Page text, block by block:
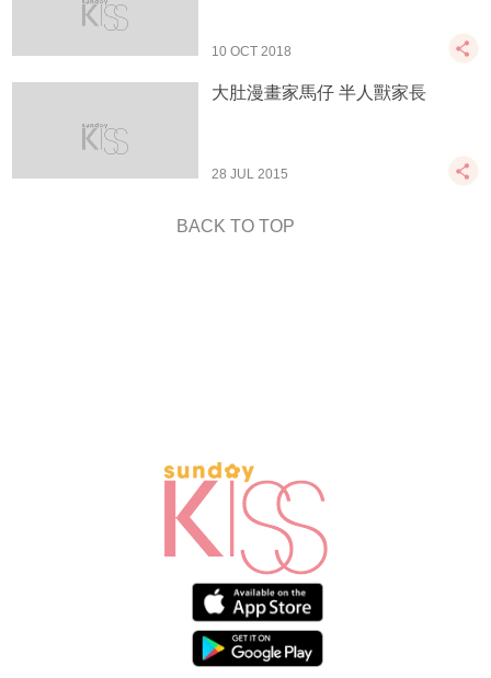
10 OCT 2018
大肚漫畫家馬仔 半人獸家長
28 JUL 2015
BACK TO TOP